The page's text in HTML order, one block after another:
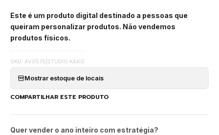
Este é um produto digital destinado a pessoas que
queiram personalizar produtos. Não vendemos
produtos físicos.
SKU: AV0575 STUDIO KAKO
Mostrar estoque de locais
COMPARTILHAR ESTE PRODUTO
Quer vender o ano inteiro com estratégia?